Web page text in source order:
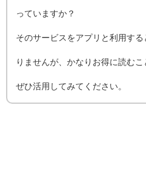
っていますか？
そのサービスをアプリと利用す
りませんが、かなりお得に読むこ
ぜひ活用してみてください。